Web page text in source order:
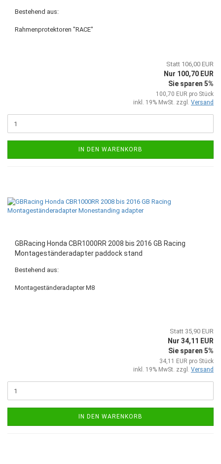
Bestehend aus:
Rahmenprotektoren "RACE"
Statt 106,00 EUR
Nur 100,70 EUR
Sie sparen 5%
100,70 EUR pro Stück
inkl. 19% MwSt. zzgl. Versand
IN DEN WARENKORB
GBRacing Honda CBR1000RR 2008 bis 2016 GB Racing
Montageständeradapter paddock stand
Bestehend aus:
Montageständeradapter M8
Statt 35,90 EUR
Nur 34,11 EUR
Sie sparen 5%
34,11 EUR pro Stück
inkl. 19% MwSt. zzgl. Versand
IN DEN WARENKORB